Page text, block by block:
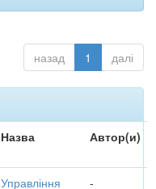
назад 1 далі
Назва Автор(и)
Управління
-